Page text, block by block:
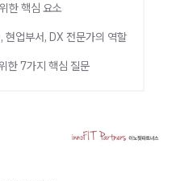
한 핵심 요소
현업부서, DX 전문가의 역할
한 7가지 핵심 질문